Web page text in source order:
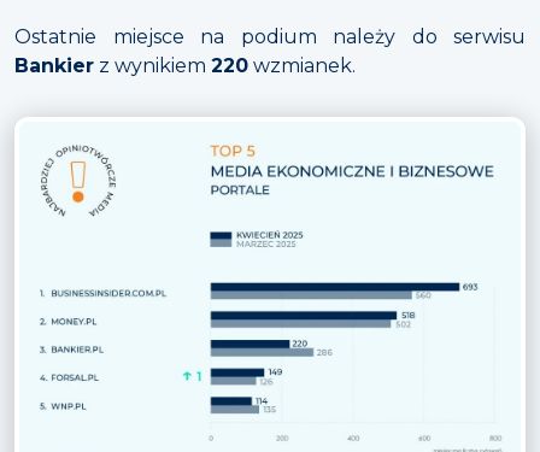
Ostatnie miejsce na podium należy do serwisu
Bankier z wynikiem 220 wzmianek.